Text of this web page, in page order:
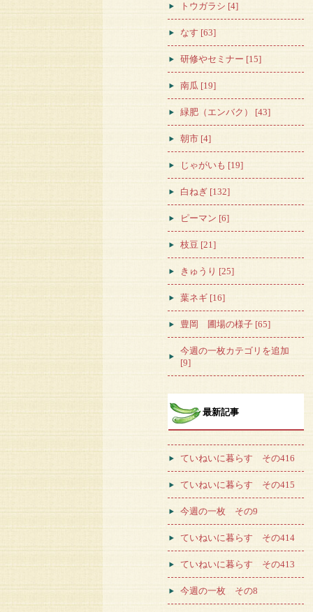
トウガラシ [4]
なす [63]
研修やセミナー [15]
南瓜 [19]
緑肥（エンバク） [43]
朝市 [4]
じゃがいも [19]
白ねぎ [132]
ピーマン [6]
枝豆 [21]
きゅうり [25]
葉ネギ [16]
豊岡 圃場の様子 [65]
今週の一枚カテゴリを追加
[9]
最新記事
ていねいに暮らす その416
ていねいに暮らす その415
今週の一枚 その9
ていねいに暮らす その414
ていねいに暮らす その413
今週の一枚 その8